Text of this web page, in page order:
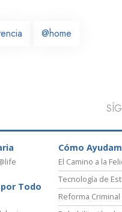
@home
Todo
Cómo
El Camino a la
Tecnología de
Reforma Criminal